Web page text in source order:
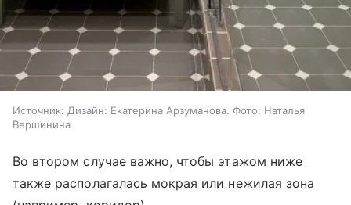
Источник: Дизайн: Екатерина Арзуманова. Фото: Наталья
Вершинина
Во втором случае важно, чтобы этажом ниже
также располагалась мокрая или нежилая зона